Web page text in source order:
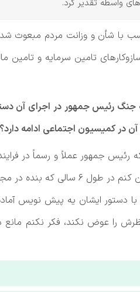
واسطه تقدیر کرد.
شأن و وزانت مردم مبعوث شده
تامین سرمایه و تامین
جنگ رئیس جمهور در اجرای آن
در کمیسیون اجتماعی ادامه دارد؟
رئیس جمهور عملاً و رسماً در
اینکه به نام چه کسی تمام شود، با حذف شرکت‌های واسطه موافقت
با دستور ایشان یه پیش نویس
را عوض نکند، فکر نکنم مانع